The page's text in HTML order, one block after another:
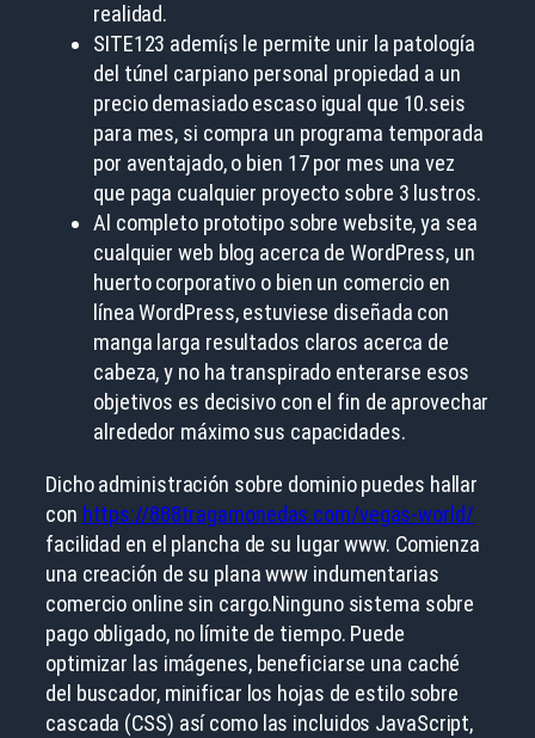
realidad.
SITE123 ademí¡s le permite unir la patologí­a
del túnel carpiano personal propiedad a un
precio demasiado escaso igual que 10.seis
para mes, si compra un programa temporada
por aventajado, o bien 17 por mes una vez
que paga cualquier proyecto sobre 3 lustros.
Al completo prototipo sobre website, ya sea
cualquier web blog acerca de WordPress, un
huerto corporativo o bien un comercio en
línea WordPress, estuviese diseñada con
manga larga resultados claros acerca de
cabeza, y no ha transpirado enterarse esos
objetivos es decisivo con el fin de aprovechar
alrededor máximo sus capacidades.
Dicho administración sobre dominio puedes hallar
con https://888tragamonedas.com/vegas-world/
facilidad en el plancha de su lugar www. Comienza
una creación de su plana www indumentarias
comercio online sin cargo.Ninguno sistema sobre
pago obligado, no límite de tiempo. Puede
optimizar las imágenes, beneficiarse una caché
del buscador, minificar los hojas de estilo sobre
cascada (CSS) así­ como las incluidos JavaScript,